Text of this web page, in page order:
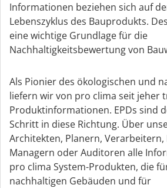
Informationen beziehen sich auf
Lebenszyklus des Bauprodukts.
eine wichtige Grundlage für die
Nachhaltigkeitsbewertung von
Als Pionier des ökologischen und
liefern wir von pro clima seit jeher
Produktinformationen. EPDs sind
Schritt in diese Richtung. Über
Architekten, Planern, Verarbeitern,
Managern oder Auditoren alle
pro clima System-Produkten, die
nachhaltigen Gebäuden und für